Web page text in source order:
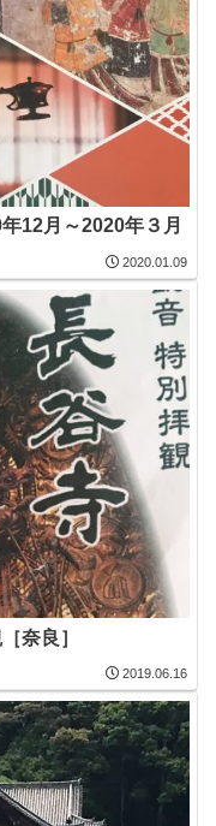
12月～2020年３月
2020.01.09
奈良］
2019.06.16